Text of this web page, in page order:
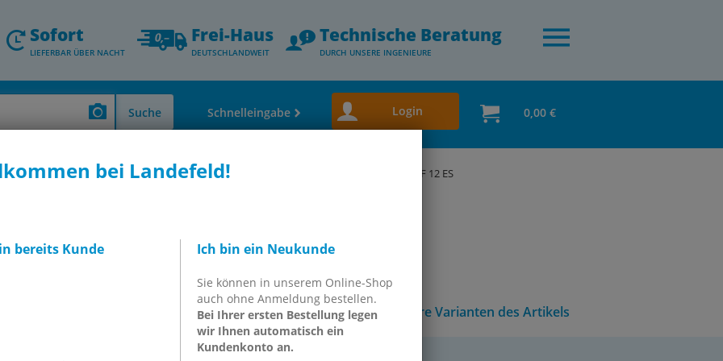
bei Landefeld!
bereits Kunde Ich bin ein Neukunde
Sie können in unserem Online-Shop
auch ohne Anmeldung bestellen.
Bei Ihrer ersten Bestellung legen
wir Ihnen automatisch ein
Kundenkonto an.
Sofort
LIEFERBAR ÜBER NACHT
Frei-Haus
DEUTSCHLANDWEIT
Technische Beratung
DURCH UNSERE INGENIEURE
Suche Schnelleingabe Login 0,00 €
Schmutzfänger Schmutzfänger & Fußventile SF 12 ES
G 1/2", PN
Andere Varianten des Artikels